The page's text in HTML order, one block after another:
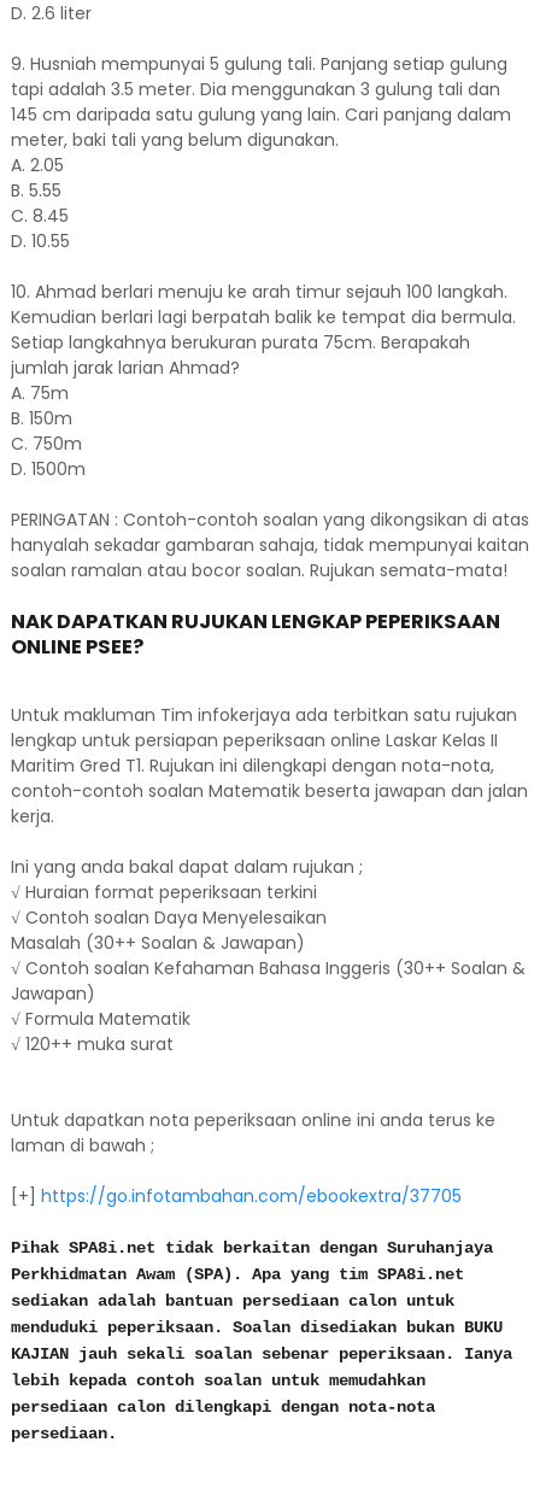
D. 2.6 liter
9. Husniah mempunyai 5 gulung tali. Panjang setiap gulung
tapi adalah 3.5 meter. Dia menggunakan 3 gulung tali dan
145 cm daripada satu gulung yang lain. Cari panjang dalam
meter, baki tali yang belum digunakan.
A. 2.05
B. 5.55
C. 8.45
D. 10.55
10. Ahmad berlari menuju ke arah timur sejauh 100 langkah.
Kemudian berlari lagi berpatah balik ke tempat dia bermula.
Setiap langkahnya berukuran purata 75cm. Berapakah
jumlah jarak larian Ahmad?
A. 75m
B. 150m
C. 750m
D. 1500m
PERINGATAN : Contoh-contoh soalan yang dikongsikan di atas
hanyalah sekadar gambaran sahaja, tidak mempunyai kaitan
soalan ramalan atau bocor soalan. Rujukan semata-mata!
NAK DAPATKAN RUJUKAN LENGKAP PEPERIKSAAN
ONLINE PSEE?
Untuk makluman Tim infokerjaya ada terbitkan satu rujukan
lengkap untuk persiapan peperiksaan online Laskar Kelas II
Maritim Gred T1. Rujukan ini dilengkapi dengan nota-nota,
contoh-contoh soalan Matematik beserta jawapan dan jalan
kerja.
Ini yang anda bakal dapat dalam rujukan ;
√ Huraian format peperiksaan terkini
√ Contoh soalan Daya Menyelesaikan
Masalah (30++ Soalan & Jawapan)
√ Contoh soalan Kefahaman Bahasa Inggeris (30++ Soalan &
Jawapan)
√ Formula Matematik
√ 120++ muka surat
Untuk dapatkan nota peperiksaan online ini anda terus ke
laman di bawah ;
[+] https://go.infotambahan.com/ebookextra/37705
Pihak SPA8i.net tidak berkaitan dengan Suruhanjaya
Perkhidmatan Awam (SPA). Apa yang tim SPA8i.net
sediakan adalah bantuan persediaan calon untuk
menduduki peperiksaan. Soalan disediakan bukan BUKU
KAJIAN jauh sekali soalan sebenar peperiksaan. Ianya
lebih kepada contoh soalan untuk memudahkan
persediaan calon dilengkapi dengan nota-nota
persediaan.